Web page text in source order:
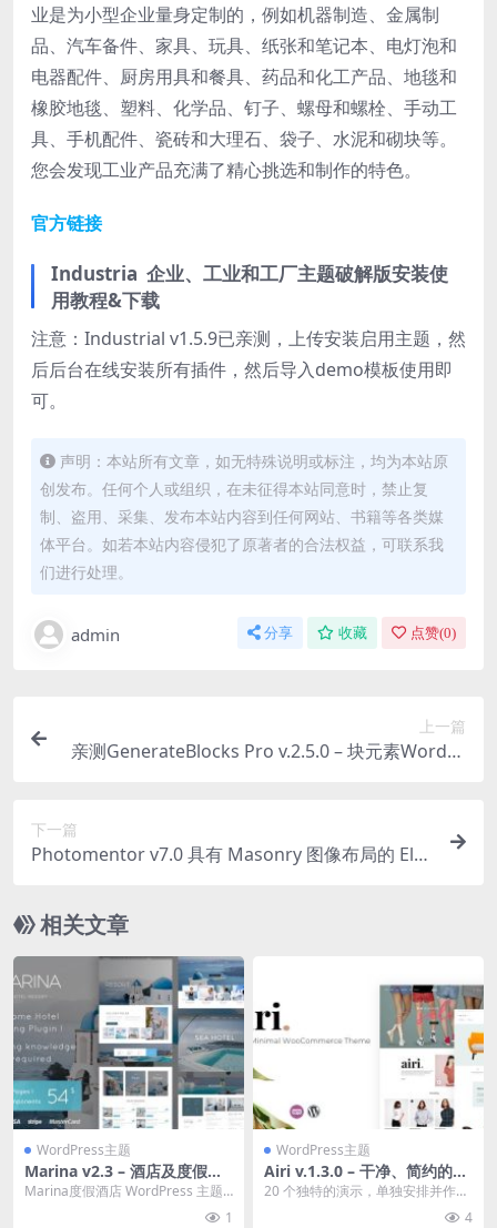
业是为小型企业量身定制的，例如机器制造、金属制
品、汽车备件、家具、玩具、纸张和笔记本、电灯泡和
电器配件、厨房用具和餐具、药品和化工产品、地毯和
橡胶地毯、塑料、化学品、钉子、螺母和螺栓、手动工
具、手机配件、瓷砖和大理石、袋子、水泥和砌块等。
您会发现工业产品充满了精心挑选和制作的特色。
官方链接
Industria 企业、工业和工厂主题破解版安装使
用教程&下载
注意：Industrial v1.5.9已亲测，上传安装启用主题，然
后后台在线安装所有插件，然后导入demo模板使用即
可。
声明：本站所有文章，如无特殊说明或标注，均为本站原
创发布。任何个人或组织，在未征得本站同意时，禁止复
制、盗用、采集、发布本站内容到任何网站、书籍等各类媒
体平台。如若本站内容侵犯了原著者的合法权益，可联系我
们进行处理。
admin 分享 收藏 点赞(0)
上一篇
亲测GenerateBlocks Pro v.2.5.0 – 块元素WordPr
下一篇
Photomentor v7.0 具有 Masonry 图像布局的 Ele
相关文章
WordPress主题
Marina v2.3 – 酒店及度假村
WordPress 主题下载
Marina度假酒店 WordPress 主题
1
WordPress主题
Airi v.1.3.0 – 干净、简约的W
ooCommerce主题下载
20 个独特的演示，单独安排并作为
4